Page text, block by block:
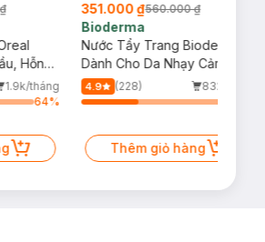
Hỗn
1.9k/tháng
64%
351.000 ₫560.000 ₫
Bioderma
Nước Tẩy Trang Bioderma
Dành Cho Da Nhạy Cảm
500ml
4.9 (228)
832/tháng
Thêm giỏ hàng